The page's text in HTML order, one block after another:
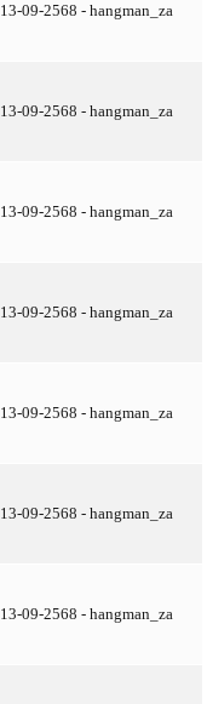
13-09-2568 - hangman_za
13-09-2568 - hangman_za
13-09-2568 - hangman_za
13-09-2568 - hangman_za
13-09-2568 - hangman_za
13-09-2568 - hangman_za
13-09-2568 - hangman_za